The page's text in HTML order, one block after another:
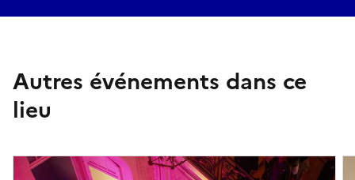
Autres événements dans ce
lieu